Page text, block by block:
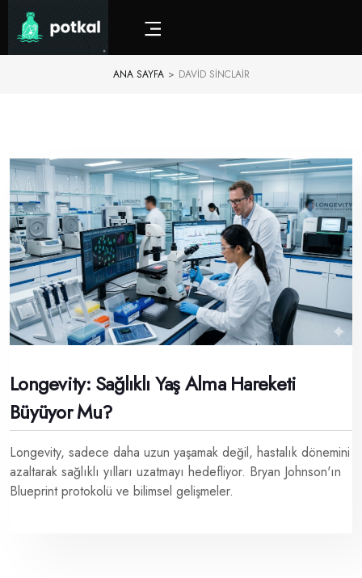
ANA SAYFA > DAVID SINCLAIR
Longevity: Sağlıklı Yaş Alma Hareketi
Büyüyor Mu?
Longevity, sadece daha uzun yaşamak değil, hastalık dönemini
azaltarak sağlıklı yılları uzatmayı hedefliyor. Bryan Johnson'ın
Blueprint protokolü ve bilimsel gelişmeler.